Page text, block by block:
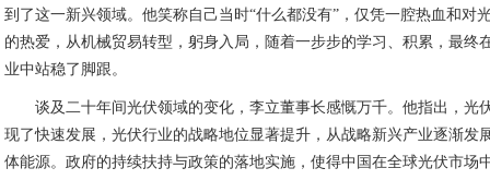
到了这一新兴领域。他笑称自己当时“什么都没有”，仅凭一腔热血和对
的热爱，从机械贸易转型，躬身入局，随着一步步的学习、积累，最终
业中站稳了脚跟。
谈及二十年间光伏领域的变化，李立董事长感慨万千。他指出，光
现了快速发展，光伏行业的战略地位显著提升，从战略新兴产业逐渐发
体能源。政府的持续扶持与政策的落地实施，使得中国在全球光伏市场